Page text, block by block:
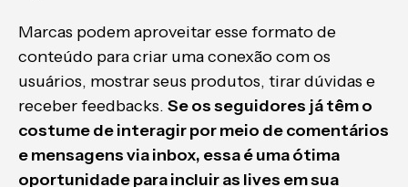
Marcas podem aproveitar esse formato de
conteúdo para criar uma conexão com os
usuários, mostrar seus produtos, tirar dúvidas e
receber feedbacks. Se os seguidores já têm o
costume de interagir por meio de comentários
e mensagens via inbox, essa é uma ótima
oportunidade para incluir as lives em sua